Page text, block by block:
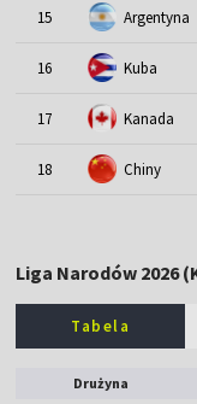
15 Argentyna
16 Kuba
17 Kanada
18 Chiny
Liga Narodów 2026
Tabela
Drużyna